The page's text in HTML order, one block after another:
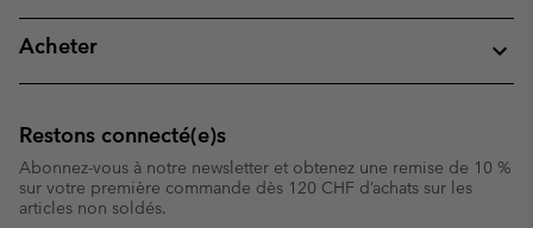
Acheter
Restons connecté(e)s
Abonnez-vous à notre newsletter et obtenez une remise de 10 %
sur votre première commande dès 120 CHF d’achats sur les
articles non soldés.